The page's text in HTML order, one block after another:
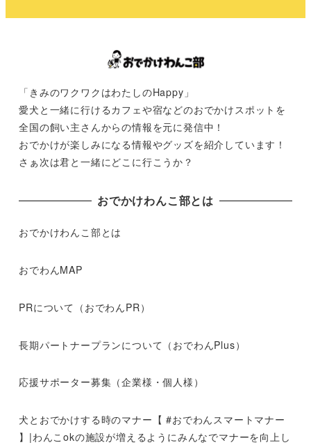
「きみのワクワクはわたしのHappy」
愛犬と一緒に行けるカフェや宿などのおでかけスポットを
全国の飼い主さんからの情報を元に発信中！
おでかけが楽しみになる情報やグッズを紹介しています！
さぁ次は君と一緒にどこに行こうか？
おでかけわんこ部とは
おでかけわんこ部とは
おでわんMAP
PRについて（おでわんPR）
長期パートナープランについて（おでわんPlus）
応援サポーター募集（企業様・個人様）
犬とおでかけする時のマナー【 #おでわんスマートマナー
】|わんこokの施設が増えるようにみんなでマナーを向上し